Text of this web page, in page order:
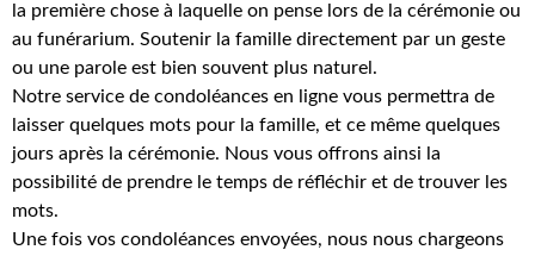
la première chose à laquelle on pense lors de la cérémonie ou
au funérarium. Soutenir la famille directement par un geste
ou une parole est bien souvent plus naturel.
Notre service de condoléances en ligne vous permettra de
laisser quelques mots pour la famille, et ce même quelques
jours après la cérémonie. Nous vous offrons ainsi la
possibilité de prendre le temps de réfléchir et de trouver les
mots.
Une fois vos condoléances envoyées, nous nous chargeons